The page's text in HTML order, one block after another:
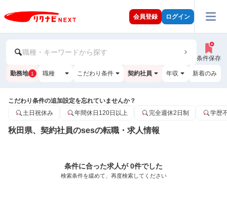
会員登録 ログイン
職種・キーワードから探す
条件保存
勤務地 1 職種 こだわり条件 契約社員 年収 新着のみ
こだわり条件の追加設定を忘れていませんか？
土日祝休み
年間休日120日以上 完全週休2日制 学歴
秋田県、契約社員のsesの転職・求人情報
条件に合った求人が 0件でした
検索条件を緩めて、再度検索してください